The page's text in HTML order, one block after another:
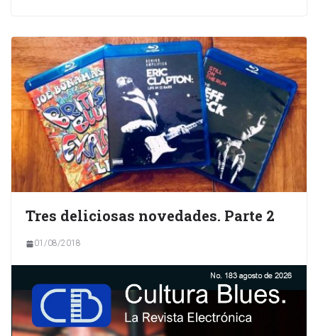
Tres deliciosas novedades. Parte 2
01/08/2018